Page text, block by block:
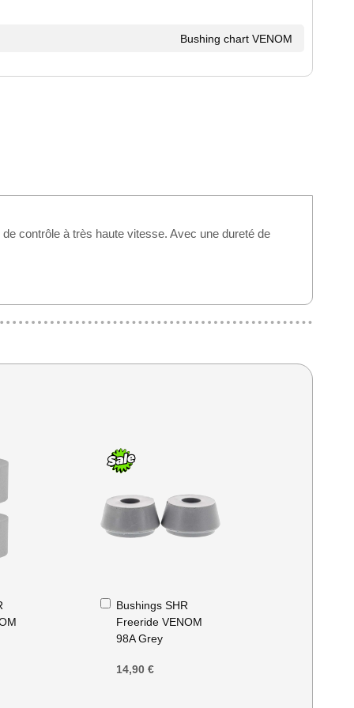
Bushing chart VENOM
contrôle à très haute vitesse. Avec une dureté de
Bushings SHR
Freeride VENOM
98A Grey
14,90 €
Ajouter
au
panier